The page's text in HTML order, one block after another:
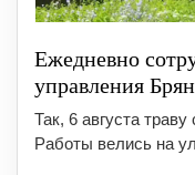
Ежедневно
управления
Так, 6 августа
Работы велись на